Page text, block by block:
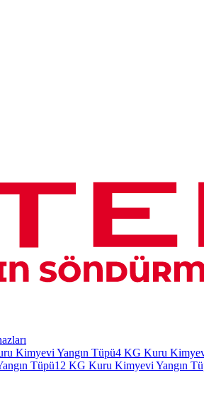
Kimyevi Yangın Tüpü4 KG Kuru
Tüpü12 KG Kuru Kimyevi Yangın